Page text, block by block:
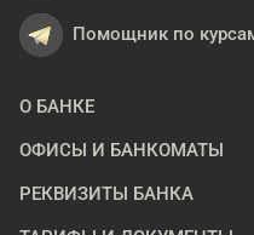
Помощник по
О БАНКЕ
ОФИСЫ И БАНКОМАТЫ
РЕКВИЗИТЫ БАНКА